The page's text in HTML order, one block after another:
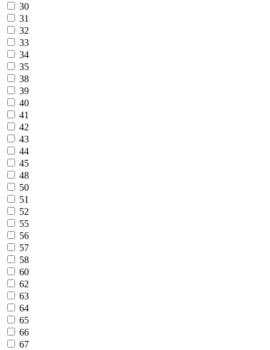
30
31
32
33
34
35
38
39
40
41
42
43
44
45
48
50
51
52
55
56
57
58
60
62
63
64
65
66
67